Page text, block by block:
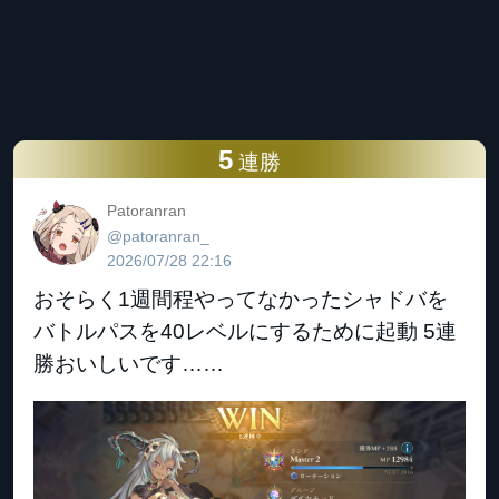
5 連勝
Patoranran
@patoranran_
2026/07/28 22:16
おそらく1週間程やってなかったシャドバを
バトルパスを40レベルにするために起動 5連
勝おいしいです……